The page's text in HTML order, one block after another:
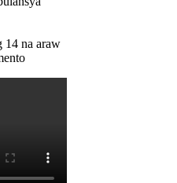
14 na araw